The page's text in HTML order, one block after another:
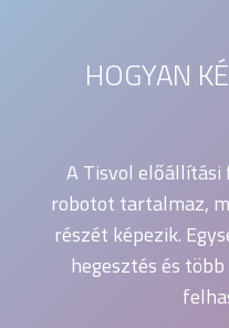
HOGYAN
A Tisvol
robotot tartalmaz,
részét képezik.
hegesztés és